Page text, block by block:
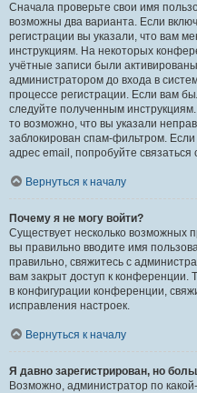
Сначала проверьте свои имя
возможны два варианта. Если
регистрации вы указали, что вам
инструкциям. На некоторых
учётные записи были
администратором до входа в
процессе регистрации. Если вам
следуйте полученным
то возможно, что вы указали
заблокирован спам-фильтром.
адрес email, попробуйте
Вернуться к началу
Почему я не могу войти?
Существует несколько возможных
вы правильно вводите имя
правильно, свяжитесь с
вам закрыт доступ к
в конфигурации конференции,
исправления настроек.
Вернуться к началу
Я давно зарегистрирован, но
Возможно, администратор по